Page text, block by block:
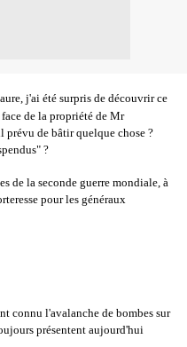
j'ai été surpris de découvrir ce
de la propriété de Mr
de bâtir quelque chose ?
?
de la seconde guerre mondiale, à
pour les généraux
connu l'avalanche de bombes sur
présentent aujourd'hui